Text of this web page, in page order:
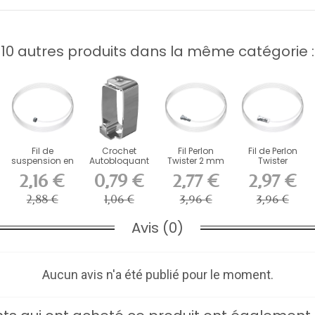
10 autres produits dans la même catégorie :
Fil de
suspension en
Artiteq
2,16 €
2,88 €
Crochet
Autobloquant
pour...
0,79 €
1,06 €
Fil Perlon
Twister 2 mm
2,77 €
3,96 €
Fil de Perlon
Twister
Artiteq 2...
2,97 €
3,96 €
Avis (0)
Aucun avis n'a été publié pour le moment.